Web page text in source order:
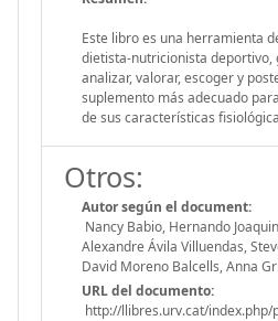
Este libro es una herramienta
dietista-nutricionista deportivo,
analizar, valorar, escoger y
suplemento más adecuado
de sus características
Otros:
Autor según el document:
Nancy Babio, Hernando
Alexandre Ávila Villuendas,
David Moreno Balcells, Anna
URL del documento:
http://llibres.urv.cat/